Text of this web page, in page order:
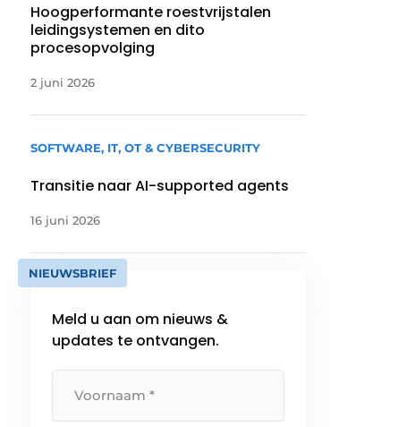
Hoogperformante roestvrijstalen
leidingsystemen en dito
procesopvolging
2 juni 2026
SOFTWARE, IT, OT & CYBERSECURITY
Transitie naar AI-supported agents
16 juni 2026
NIEUWSBRIEF
Meld u aan om nieuws &
updates te ontvangen.